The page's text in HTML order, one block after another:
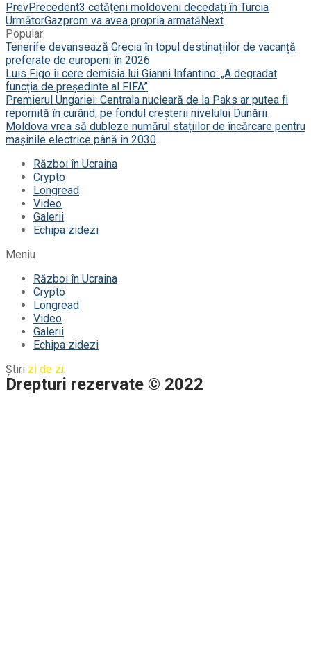
PrevPrecedent3 cetățeni moldoveni decedați în Turcia
UrmătorGazprom va avea propria armată Next
Popular:
Tenerife devansează Grecia în topul destinațiilor de vacanță
preferate de europeni în 2026
Luis Figo îi cere demisia lui Gianni Infantino: „A degradat
funcția de președinte al FIFA”
Premierul Ungariei: Centrala nucleară de la Paks ar putea fi
repornită în curând, pe fondul creșterii nivelului Dunării
Moldova vrea să dubleze numărul stațiilor de încărcare pentru
mașinile electrice până în 2030
Război în Ucraina
Crypto
Longread
Video
Galerii
Echipa zidezi
Meniu
Război în Ucraina
Crypto
Longread
Video
Galerii
Echipa zidezi
Știri zi de zi.
Drepturi rezervate © 2022